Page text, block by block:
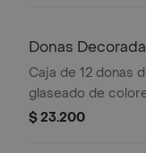
Donas
Caja de 12 donas
glaseado de
$ 23.200